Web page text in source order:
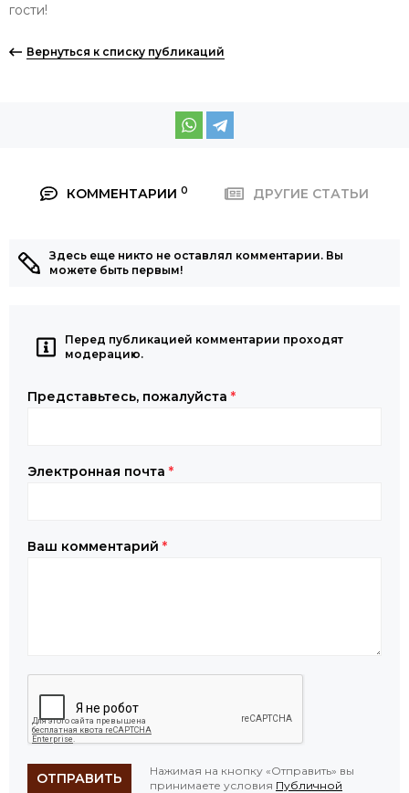
гости!
Вернуться к списку публикаций
КОММЕНТАРИИ 0 ДРУГИЕ СТАТЬИ
Здесь еще никто не оставлял комментарии. Вы
можете быть первым!
Перед публикацией комментарии проходят
модерацию.
Представьтесь, пожалуйста *
Электронная почта *
Ваш комментарий *
ОТПРАВИТЬ
Нажимая на кнопку «Отправить» вы
принимаете условия Публичной